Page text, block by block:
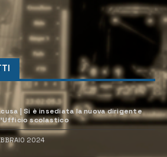
| Si è insediata la nuova dirigente
scolastico
2024